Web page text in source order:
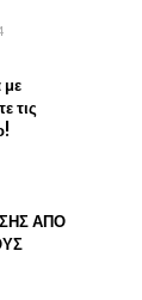
με
τις
ΑΠΟ